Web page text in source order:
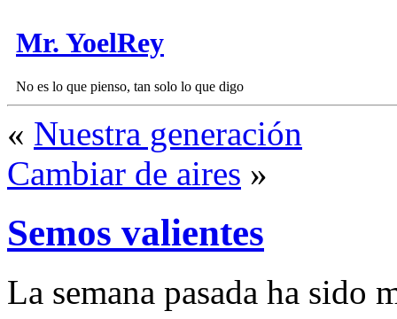
Mr. YoelRey
No es lo que pienso, tan solo lo que digo
« Nuestra generación
Cambiar de aires »
Semos valientes
La semana pasada ha sido